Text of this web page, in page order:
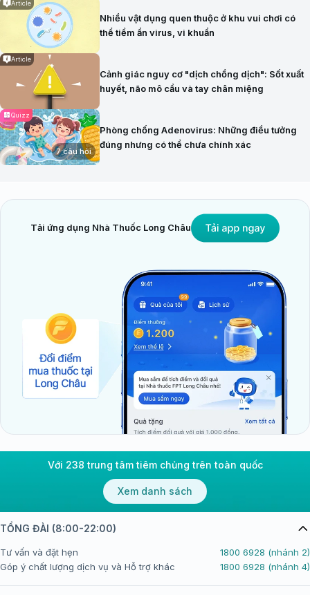
Article
Nhiều vật dụng quen thuộc ở khu vui chơi có
thể tiềm ẩn virus, vi khuẩn
Article
Cảnh giác nguy cơ "dịch chồng dịch": Sốt xuất
huyết, não mô cầu và tay chân miệng
Quizz
7 câu hỏi
Phòng chống Adenovirus: Những điều tưởng
đúng nhưng có thể chưa chính xác
Tải ứng dụng Nhà Thuốc Long Châu
Với 238 trung tâm tiêm chủng trên toàn quốc
Xem danh sách
TỔNG ĐÀI (8:00-22:00)
Tư vấn và đặt hẹn
1800 6928 (nhánh 2)
Góp ý chất lượng dịch vụ và Hỗ trợ khác
1800 6928 (nhánh 4)